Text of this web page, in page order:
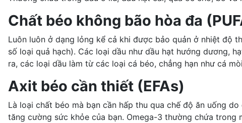
Chất béo không bão hòa đa
Luôn luôn ở dạng lỏng kể cả khi được bảo quản ở nhiệt độ
số loại quả hạch). Các loại dầu như dầu hạt hướng dương,
ra, các loại dầu làm từ các loại cá béo, chẳng hạn như cá
Axit béo cần thiết (EFAs)
Là loại chất béo mà bạn cần hấp thu qua chế độ ăn uống
tăng cường sức khỏe của bạn. Omega-3 thường chứa